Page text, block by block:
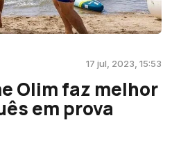
17 jul, 2023, 15:53
Olim faz melhor
em prova